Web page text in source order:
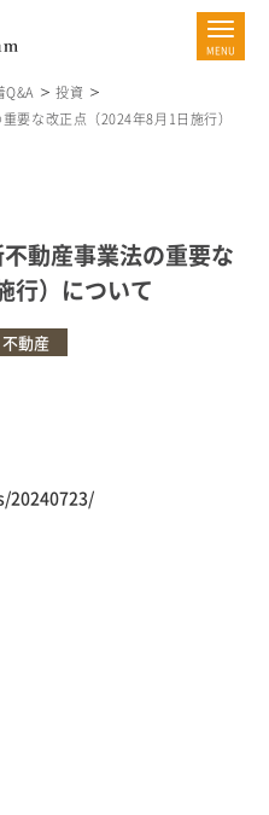
Q&A
投資
要な改正点（2024年8月1日施行）
動産事業法の重要な
行）について
不動産